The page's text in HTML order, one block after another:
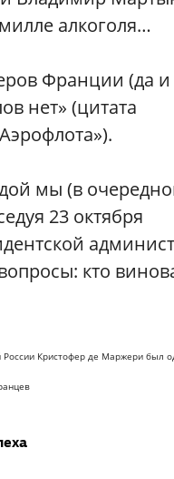
алкоголя…
Франции (да и
нет» (цитата
мы (в
23 октября
кто
России Кристофер де Маржери был